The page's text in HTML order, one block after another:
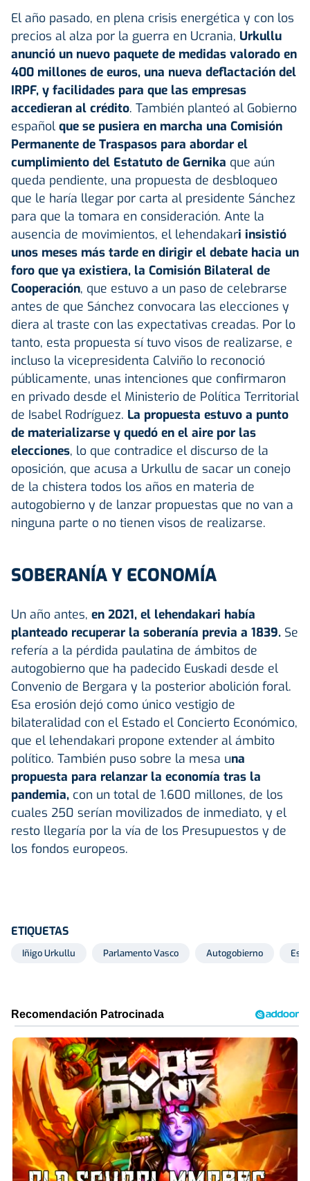
El año pasado, en plena crisis energética y con los
precios al alza por la guerra en Ucrania, Urkullu
anunció un nuevo paquete de medidas valorado en
400 millones de euros, una nueva deflactación del
IRPF, y facilidades para que las empresas
accedieran al crédito. También planteó al Gobierno
español que se pusiera en marcha una Comisión
Permanente de Traspasos para abordar el
cumplimiento del Estatuto de Gernika que aún
queda pendiente, una propuesta de desbloqueo
que le haría llegar por carta al presidente Sánchez
para que la tomara en consideración. Ante la
ausencia de movimientos, el lehendakari insistió
unos meses más tarde en dirigir el debate hacia un
foro que ya existiera, la Comisión Bilateral de
Cooperación, que estuvo a un paso de celebrarse
antes de que Sánchez convocara las elecciones y
diera al traste con las expectativas creadas. Por lo
tanto, esta propuesta sí tuvo visos de realizarse, e
incluso la vicepresidenta Calviño lo reconoció
públicamente, unas intenciones que confirmaron
en privado desde el Ministerio de Política Territorial
de Isabel Rodríguez. La propuesta estuvo a punto
de materializarse y quedó en el aire por las
elecciones, lo que contradice el discurso de la
oposición, que acusa a Urkullu de sacar un conejo
de la chistera todos los años en materia de
autogobierno y de lanzar propuestas que no van a
ninguna parte o no tienen visos de realizarse.
SOBERANÍA Y ECONOMÍA
Un año antes, en 2021, el lehendakari había
planteado recuperar la soberanía previa a 1839. Se
refería a la pérdida paulatina de ámbitos de
autogobierno que ha padecido Euskadi desde el
Convenio de Bergara y la posterior abolición foral.
Esa erosión dejó como único vestigio de
bilateralidad con el Estado el Concierto Económico,
que el lehendakari propone extender al ámbito
político. También puso sobre la mesa una
propuesta para relanzar la economía tras la
pandemia, con un total de 1.600 millones, de los
cuales 250 serían movilizados de inmediato, y el
resto llegaría por la vía de los Presupuestos y de
los fondos europeos.
ETIQUETAS
Iñigo Urkullu Parlamento Vasco Autogobierno